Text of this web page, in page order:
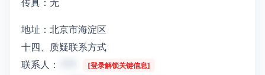
地址：北京市海淀区
十四、质疑联系方式
联系人：
[登录解锁关键信息]